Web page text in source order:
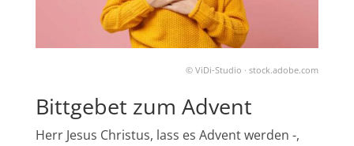
© ViDi-Studio · stock.adobe.com
Bittgebet zum Advent
Herr Jesus Christus, lass es Advent werden -,